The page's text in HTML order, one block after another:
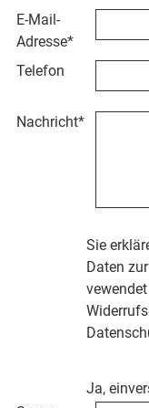
E-Mail-
Adresse*
Telefon
Nachricht*
Sie
Daten
Ja,